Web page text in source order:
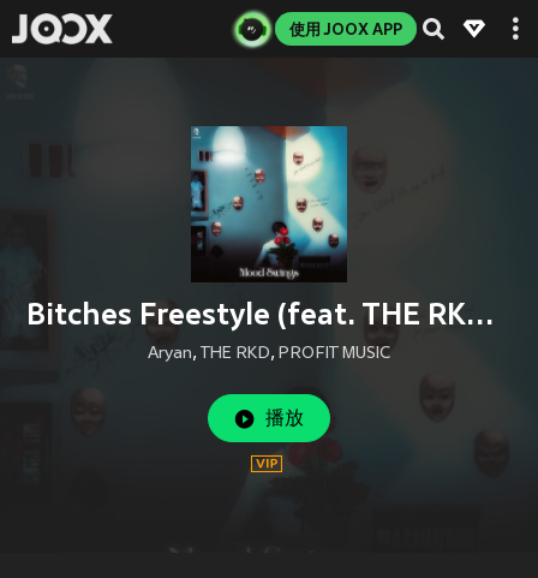
使用 JOOX APP
Bitches Freestyle (feat. THE RKD & Mellow Nick)
Aryan, THE RKD, PROFIT MUSIC
播放